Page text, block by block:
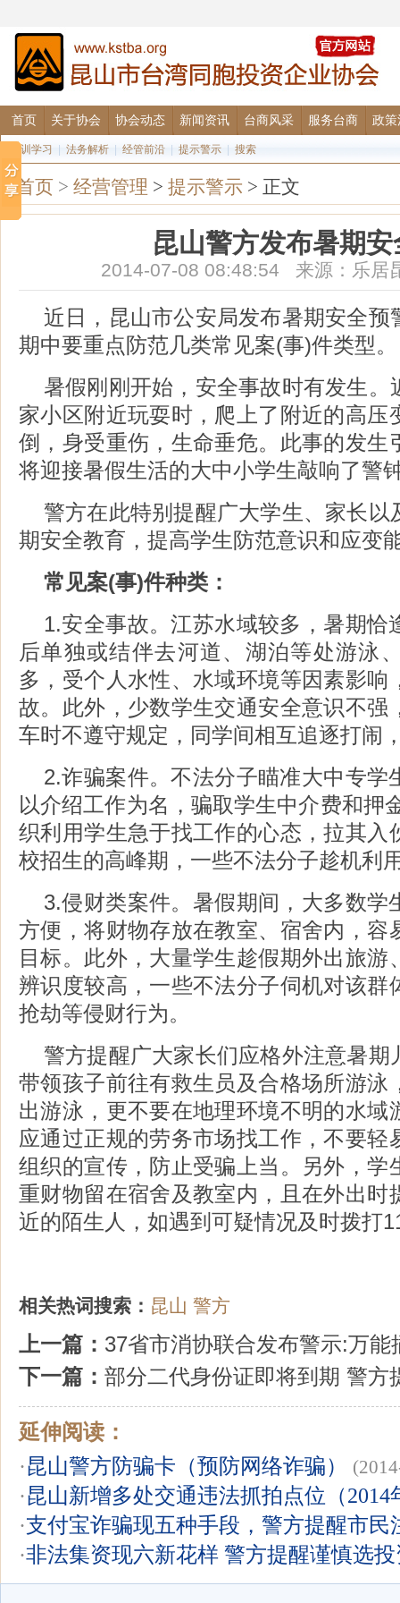
首页 关于协会 协会动态 新闻资讯 台商风采 服务台商 政策
培训学习 法务解析 经管前沿 提示警示 搜索
首页 > 经营管理 > 提示警示 > 正文
昆山警方发布暑期
2014-07-08 08:48:54 来源：乐
近日，昆山市公安局发布暑期安全预
期中要重点防范几类常见案(事)件类型。
暑假刚刚开始，安全事故时有发生。
家小区附近玩耍时，爬上了附近的高压
倒，身受重伤，生命垂危。此事的发生
将迎接暑假生活的大中小学生敲响了警
警方在此特别提醒广大学生、家长以
期安全教育，提高学生防范意识和应变
常见案(事)件种类：
1.安全事故。江苏水域较多，暑期恰
后单独或结伴去河道、湖泊等处游泳
多，受个人水性、水域环境等因素影响
故。此外，少数学生交通安全意识不强
车时不遵守规定，同学间相互追逐打闹
2.诈骗案件。不法分子瞄准大中专学
以介绍工作为名，骗取学生中介费和押
织利用学生急于找工作的心态，拉其入
校招生的高峰期，一些不法分子趁机利
3.侵财类案件。暑假期间，大多数学
方便，将财物存放在教室、宿舍内，容
目标。此外，大量学生趁假期外出旅游
辨识度较高，一些不法分子伺机对该群
抢劫等侵财行为。
警方提醒广大家长们应格外注意暑期
带领孩子前往有救生员及合格场所游泳
出游泳，更不要在地理环境不明的水域
应通过正规的劳务市场找工作，不要轻
组织的宣传，防止受骗上当。另外，学
重财物留在宿舍及教室内，且在外出时
近的陌生人，如遇到可疑情况及时拨打
相关热词搜索： 昆山 警方
上一篇： 37省市消协联合发布警示:万能
下一篇： 部分二代身份证即将到期 警方
延伸阅读：
·昆山警方防骗卡（预防网络诈骗）
·昆山新增多处交通违法抓拍点位（2014
·支付宝诈骗现五种手段，警方提醒市民
·非法集资现六新花样 警方提醒谨慎选